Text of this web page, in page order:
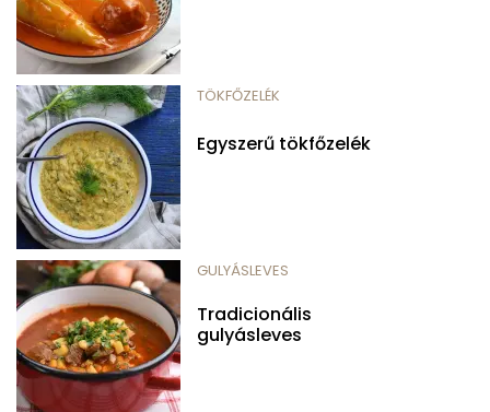
TÖKFŐZELÉK
Egyszerű tökfőzelék
GULYÁSLEVES
Tradicionális
gulyásleves